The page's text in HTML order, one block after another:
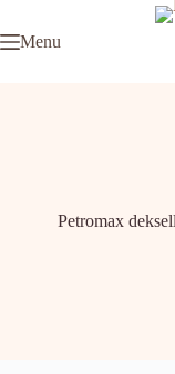
de Menu
Petromax